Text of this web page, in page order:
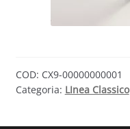
COD: CX9-00000000001
Categoria: LInea Classico